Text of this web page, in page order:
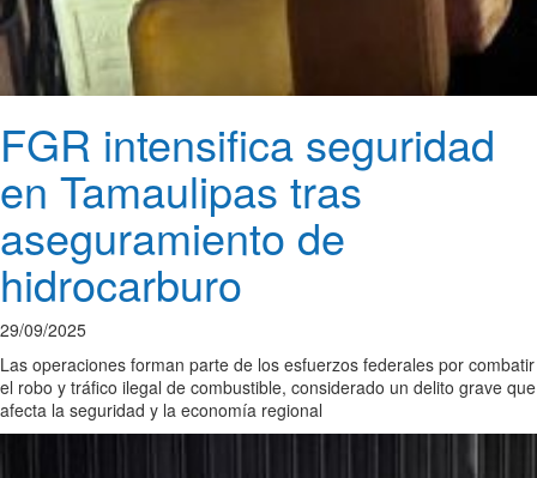
FGR intensifica seguridad
en Tamaulipas tras
aseguramiento de
hidrocarburo
29/09/2025
Las operaciones forman parte de los esfuerzos federales por combatir
el robo y tráfico ilegal de combustible, considerado un delito grave que
afecta la seguridad y la economía regional